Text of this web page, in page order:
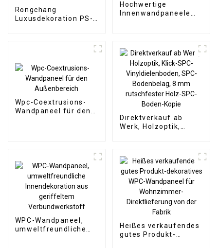
Rongchang
Luxusdekoration PS-
Hochwertige
Innenwandpaneele
Wpc-Coextrusions-
Wandpaneel für den
Direktverkauf ab
Werk, Holzoptik,
mm rutschfester
Holz-SPC-Boden-
Kopie
WPC-Wandpaneel,
umweltfreundliche
Heißes verkaufendes
gutes Produkt-